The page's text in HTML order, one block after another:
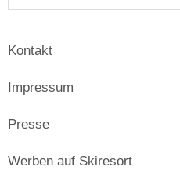
Kontakt
Impressum
Presse
Werben auf Skiresort